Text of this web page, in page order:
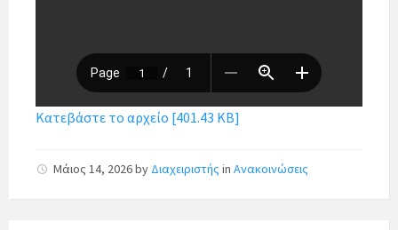
Κατεβάστε το αρχείο [401.43 KB]
Μάιος 14, 2026by Διαχειριστής in Ανακοινώσεις